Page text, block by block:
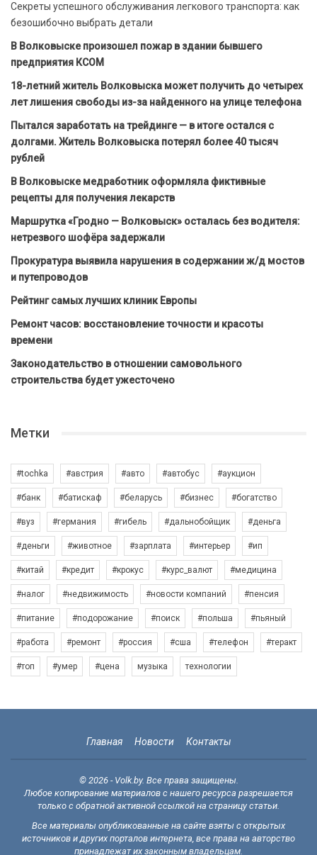
Секреты успешного обслуживания легкового транспорта: как
безошибочно выбрать детали
В Волковыске произошел пожар в здании бывшего
предприятия КСОМ
18-летний житель Волковыска может получить до четырех
лет лишения свободы из-за найденного на улице телефона
Пытался заработать на трейдинге — в итоге остался с
долгами. Житель Волковыска потерял более 40 тысяч
рублей
В Волковыске медработник оформляла фиктивные
рецепты для получения лекарств
Маршрутка «Гродно — Волковыск» осталась без водителя:
нетрезвого шофёра задержали
Прокуратура выявила нарушения в содержании ж/д мостов
и путепроводов
Рейтинг самых лучших клиник Европы
Ремонт часов: восстановление точности и красоты
времени
Законодательство в отношении самовольного
строительства будет ужесточено
Метки
#tochka #австрия #авто #автобус #аукцион
#банк #батискаф #беларусь #бизнес #богатство
#вуз #германия #гибель #дальнобойщик #деньга
#деньги #животное #зарплата #интерьер #ип
#китай #кредит #крокус #курс_валют #медицина
#налог #недвижимость #новости компаний #пенсия
#питание #подорожание #поиск #польша #пьяный
#работа #ремонт #россия #сша #телефон #теракт
#топ #умер #цена музыка технологии
Главная Новости Контакты
© 2026 - Volk.by. Все права защищены.
Любое копирование материалов с нашего ресурса разрешается
только с обратной активной ссылкой на страницу статьи.
Все материалы опубликованные на сайте взяты с открытых
источников и других порталов интернета, все права на авторство
принадлежат их законным владельцам.